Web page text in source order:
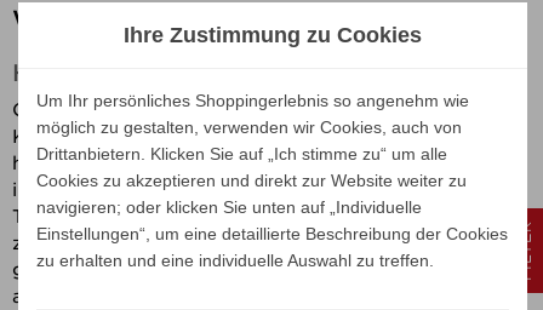
Weishäupl Deck Outdoor Möbel
Hochwertige Teak Outdoormöbel
Ob als Solitär, Pflanzboard, Polstertruhe oder in der
Kombination als Outdoor-Küche genutzt - die
hochwertigen DECK Outdoor-Schränke aus Teak
in jedem Fall eine wertvolle Bereicherung von Garten,
Terrasse oder Wohnraum. Schließlich sind sie nicht nur
zuverlässige Assistenten, wenn es ums Verstauen
geht, sondern neben aller gebotenen Funktionalität
auch Schmuckstücke, die an jedem Ort die Blicke auf
Ihre Zustimmung zu Cookies
Um Ihr persönliches Shoppingerlebnis so angenehm wie
möglich zu gestalten, verwenden wir Cookies, auch von
Drittanbietern. Klicken Sie auf „Ich stimme zu“ um alle
Cookies zu akzeptieren und direkt zur Website weiter zu
navigieren; oder klicken Sie unten auf „Individuelle
Einstellungen“, um eine detaillierte Beschreibung der Cookies
zu erhalten und eine individuelle Auswahl zu treffen.
FILTER